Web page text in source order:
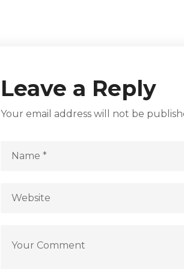
Leave a Reply
Your email address will not be